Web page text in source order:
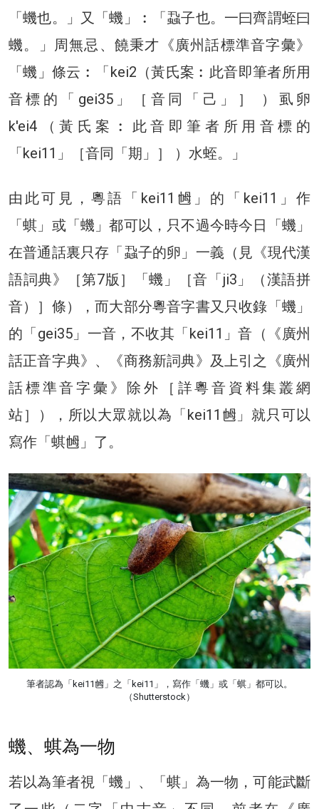
「蟣也。」又「蟣」︰「蝨子也。一曰齊謂蛭曰
蟣。」周無忌、饒秉才《廣州話標準音字彙》
「蟣」條云︰「kei2（黃氏案︰此音即筆者所用
音標的「gei35」［音同「己」］ ）虱卵
k'ei4（黃氏案︰此音即筆者所用音標的
「kei11」［音同「期」］ ）水蛭。」
由此可見，粵語「kei11乸」的「kei11」作
「蜞」或「蟣」都可以，只不過今時今日「蟣」
在普通話裏只存「蝨子的卵」一義（見《現代漢
語詞典》［第7版］「蟣」［音「ji3」（漢語拼
音）］條），而大部分粵音字書又只收錄「蟣」
的「gei35」一音，不收其「kei11」音（《廣州
話正音字典》、《商務新詞典》及上引之《廣州
話標準音字彙》除外［詳粵音資料集叢網
站］），所以大眾就以為「kei11乸」就只可以
寫作「蜞乸」了。
筆者認為「kei11乸」之「kei11」，寫作「蟣」或「蜞」都可以。
（Shutterstock）
蟣、蜞為一物
若以為筆者視「蟣」、「蜞」為一物，可能武斷